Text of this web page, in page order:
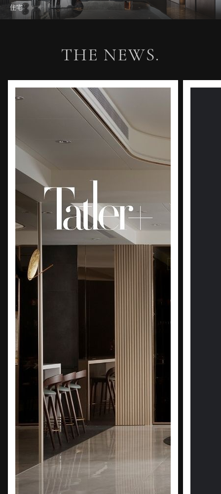
住宅
The space veins are stacked with meticulous workmanship.
Shape the dialogue between people and space.
THE NEWS.